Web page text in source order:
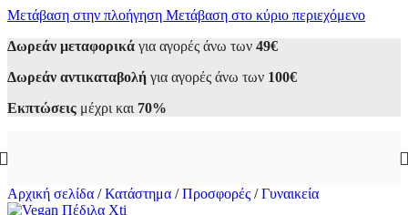
Μετάβαση στην πλοήγηση Μετάβαση στο κύριο περιεχόμενο
Δωρεάν μεταφορικά για αγορές άνω των 49€
Δωρεάν αντικαταβολή για αγορές άνω των 100€
Εκπτώσεις μέχρι και 70%
Αρχική σελίδα / Κατάστημα / Προσφορές / Γυναικεία